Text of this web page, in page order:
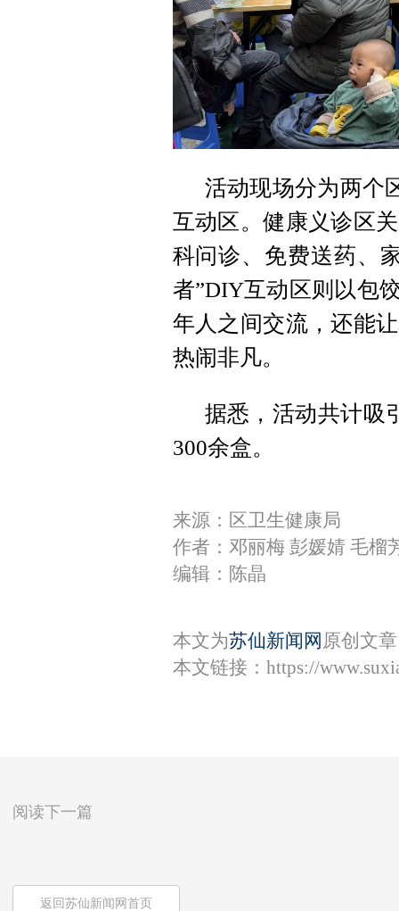
活动现场分为两个
互动区。健康义诊区
科问诊、免费送药、
者”DIY互动区则以包
年人之间交流，还能
热闹非凡。
据悉，活动共计吸
300余盒。
来源：区卫生健康局
作者：邓丽梅 彭媛婧 毛榴
编辑：陈晶
本文为苏仙新闻网 原创文
本文链接： https://
阅读下一篇
返回苏仙新闻网首页